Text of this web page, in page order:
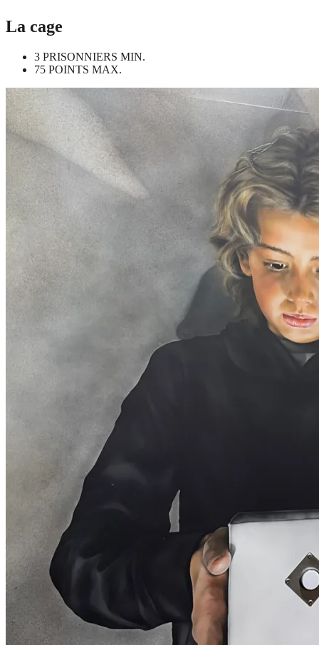
La cage
3 PRISONNIERS MIN.
75 POINTS MAX.